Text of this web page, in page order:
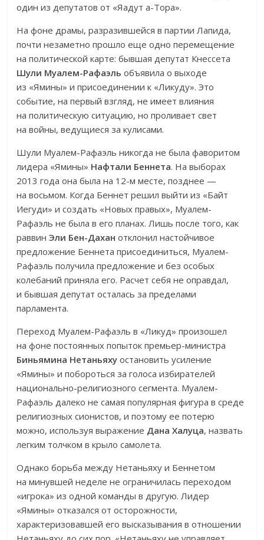
один из депутатов от «Яадут а-Тора».
На фоне драмы, разразившейся в партии Лапида,
почти незаметно прошло еще одно перемещение
на политической карте: бывшая депутат Кнессета
Шули Муалем-Рафаэль объявила о выходе
из «Ямины» и присоединении к «Ликуду». Это
событие, на первый взгляд, не имеет влияния
на политическую ситуацию, но проливает свет
на войны, ведущиеся за кулисами.
Шули Муалем-Рафаэль никогда не была фаворитом
лидера «Ямины» Нафтали Беннета. На выборах
2013 года она была на 12-м месте, позднее —
на восьмом. Когда Беннет решил выйти из «Байт
Иегуди» и создать «Новых правых», Муалем-
Рафаэль не была в его планах. Лишь после того, как
раввинЭли Бен-Дахан отклонил настойчивое
предложение Беннета присоединиться, Муалем-
Рафаэль получила предложение и без особых
колебаний приняла его. Расчет себя не оправдал,
и бывшая депутат осталась за пределами
парламента.
Переход Муалем-Рафаэль в «Ликуд» произошел
на фоне постоянных попыток премьер-министра
Биньямина Нетаньяхуостановить усиление
«Ямины» и побороться за голоса избирателей
национально-религиозного сегмента. Муалем-
Рафаэль далеко не самая популярная фигура в среде
религиозных сионистов, и поэтому ее потерю
можно, используя выражение Дана Халуца, назвать
легким толчком в крыло самолета.
Однако борьба между Нетаньяху и Беннетом
на минувшей неделе не ограничилась переходом
«игрока» из одной команды в другую. Лидер
«Ямины» отказался от осторожности,
характеризовавшей его высказывания в отношении